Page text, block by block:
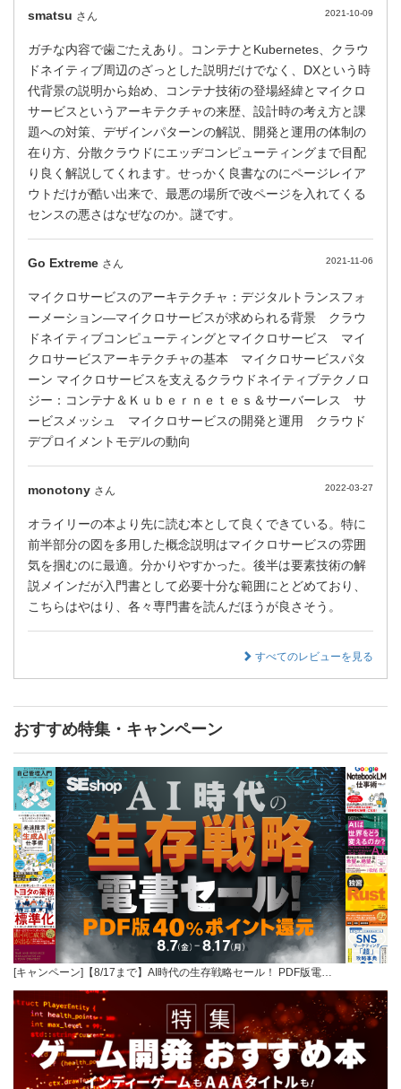
smatsu さん 2021-10-09
ガチな内容で歯ごたえあり。コンテナとKubernetes、クラウ
ドネイティブ周辺のざっとした説明だけでなく、DXという時
代背景の説明から始め、コンテナ技術の登場経緯とマイクロ
サービスというアーキテクチャの来歴、設計時の考え方と課
題への対策、デザインパターンの解説、開発と運用の体制の
在り方、分散クラウドにエッヂコンピューティングまで目配
り良く解説してくれます。せっかく良書なのにページレイア
ウトだけが酷い出来で、最悪の場所で改ページを入れてくる
センスの悪さはなぜなのか。謎です。
Go Extreme さん 2021-11-06
マイクロサービスのアーキテクチャ：デジタルトランスフォ
ーメーション―マイクロサービスが求められる背景 クラウ
ドネイティブコンピューティングとマイクロサービス マイ
クロサービスアーキテクチャの基本 マイクロサービスパタ
ーン マイクロサービスを支えるクラウドネイティブテクノロ
ジー：コンテナ＆Ｋｕｂｅｒｎｅｔｅｓ＆サーバーレス サ
ービスメッシュ マイクロサービスの開発と運用 クラウド
デプロイメントモデルの動向
monotony さん 2022-03-27
オライリーの本より先に読む本として良くできている。特に
前半部分の図を多用した概念説明はマイクロサービスの雰囲
気を掴むのに最適。分かりやすかった。後半は要素技術の解
説メインだが入門書として必要十分な範囲にとどめており、
こちらはやはり、各々専門書を読んだほうが良さそう。
すべてのレビューを見る
おすすめ特集・キャンペーン
[キャンペーン]【8/17まで】AI時代の生存戦略セール！ PDF版電…